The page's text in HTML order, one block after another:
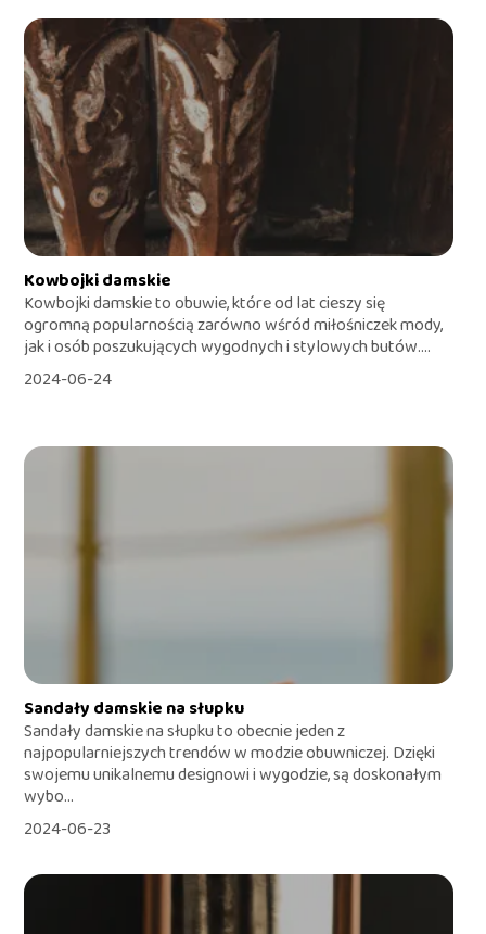
Kowbojki damskie
Kowbojki damskie to obuwie, które od lat cieszy się
ogromną popularnością zarówno wśród miłośniczek mody,
jak i osób poszukujących wygodnych i stylowych butów....
2024-06-24
Sandały damskie na słupku
Sandały damskie na słupku to obecnie jeden z
najpopularniejszych trendów w modzie obuwniczej. Dzięki
swojemu unikalnemu designowi i wygodzie, są doskonałym
wybo...
2024-06-23